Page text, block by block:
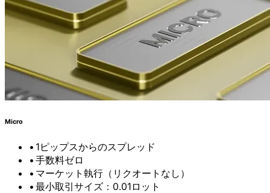
Micro
1ピップスからのスプレッド
手数料ゼロ
マーケット執行（リクオートなし）
最小取引サイズ：0.01ロット